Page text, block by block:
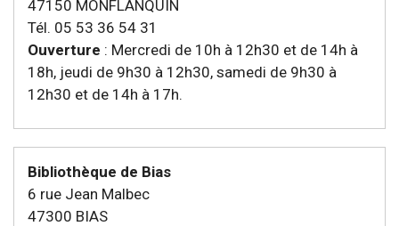
47150 MONFLANQUIN
Tél. 05 53 36 54 31
Ouverture : Mercredi de 10h à 12h30 et de 14h à
18h, jeudi de 9h30 à 12h30, samedi de 9h30 à
12h30 et de 14h à 17h.
Bibliothèque de Bias
6 rue Jean Malbec
47300 BIAS